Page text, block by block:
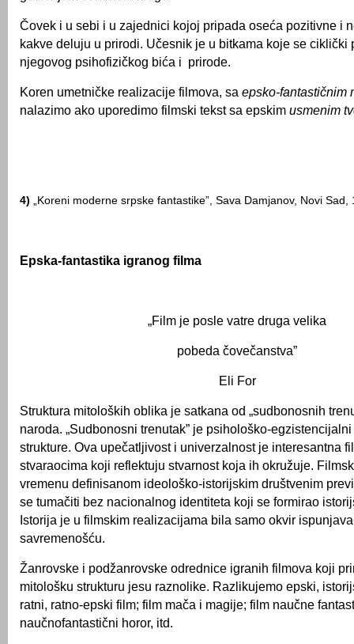
Čovek i u sebi i u zajednici kojoj pripada oseća pozitivne i
kakve deluju u prirodi. Učesnik je u bitkama koje se ciklički
njegovog psihofizičkog bića i prirode.
Koren umetničke realizacije filmova, sa epsko-fantastičnim
nalazimo ako uporedimo filmski tekst sa epskim usmenim
4) „Koreni moderne srpske fantastike”, Sava Damjanov, Novi Sad,
Epska-fantastika igranog filma
„Film je posle vatre druga velika
pobeda čovečanstva”
Eli For
Struktura mitoloških oblika je satkana od „sudbonosnih
naroda. „Sudbonosni trenutak” je psihološko-
strukture. Ova upečatljivost i univerzalnost je interesantna
stvaraocima koji reflektuju stvarnost koja ih okružuje.
vremenu definisanom ideološko-istorijskim društvenim
se tumačiti bez nacionalnog identiteta koji se formirao
Istorija je u filmskim realizacijama bila samo okvir
savremenošću.
Žanrovske i podžanrovske odrednice igranih filmova koji
mitološku strukturu jesu raznolike. Razlikujemo epski,
ratni, ratno-epski film; film mača i magije; film naučne
naučnofantastični horor, itd.